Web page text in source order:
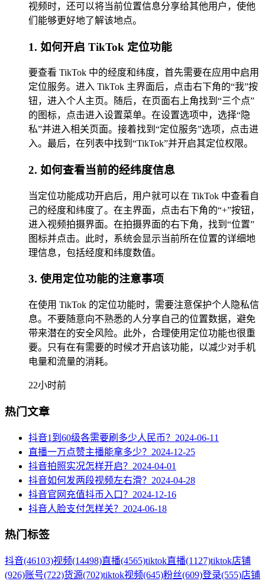
视频时，还可以将当前位置信息分享给其他用户，使他
们能够更好地了解该地点。
1. 如何开启 TikTok 定位功能
要查看 TikTok 中的经度和纬度，首先需要在应用中启用
定位服务。进入 TikTok 主界面后，点击右下角的“我”按
钮，进入个人主页。随后，在页面右上角找到“三个点”
的图标，点击进入设置菜单。在设置选项中，选择“隐
私”并进入相关页面。接着找到“定位服务”选项，点击进
入。最后，在列表中找到“TikTok”并开启其定位权限。
2. 如何查看当前的经纬度信息
当定位功能成功开启后，用户就可以在 TikTok 中查看自
己的经度和纬度了。在主界面，点击右下角的“+”按钮，
进入视频拍摄界面。在拍摄界面的右下角，找到“位置”
图标并点击。此时，系统会显示当前所在位置的详细地
理信息，包括经度和纬度数值。
3. 使用定位功能的注意事项
在使用 TikTok 的定位功能时，需要注意保护个人隐私信
息。不要随意向不熟悉的人分享自己的位置数据，避免
带来潜在的安全风险。此外，合理使用定位功能也很重
要。只有在有需要的时候才开启该功能，以减少对手机
电量和流量的消耗。
22小时前
热门文章
抖音1到60级各需要刷多少人民币？ 2024-06-11
直播一万点赞主播能拿多少？ 2024-12-25
抖音拍照实况怎样开启？ 2024-04-01
抖音如何发两段视频左右滑？ 2024-04-28
抖音官网充值抖币入口？ 2024-12-16
抖音人脸支付怎样关？ 2024-06-18
热门标签
抖音(46103)视频(14498)直播(4565)tiktok直播(1127)tiktok店铺
(926)账号(722)货源(702)tiktok视频(645)粉丝(609)登录(555)店铺